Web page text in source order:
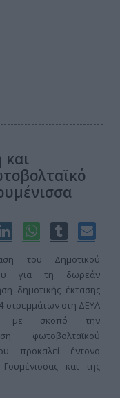
και
του Δημοτικού
για τη δωρεάν
δημοτικής έκτασης
στρεμμάτων στη ΔΕΥΑ
με σκοπό την
φωτοβολταϊκού
προκαλεί έντονο
και της